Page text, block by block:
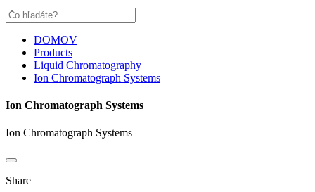
DOMOV
Products
Liquid Chromatography
Ion Chromatograph Systems
Ion Chromatograph Systems
Ion Chromatograph Systems
Share